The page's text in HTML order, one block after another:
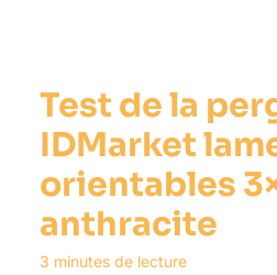
Test de la
IDMarket
orientables
anthracite
3 minutes de lecture